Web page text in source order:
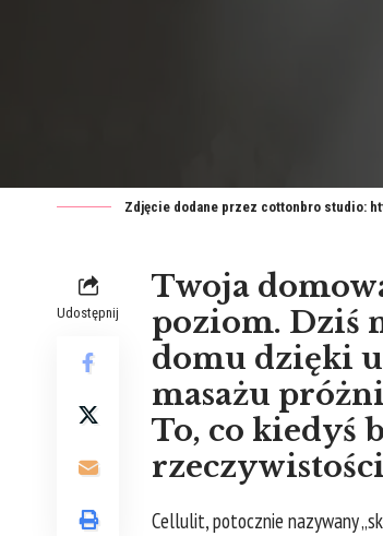
Zdjęcie dodane przez cottonbro studio:
Udostępnij
Twoja
poziom. Dziś
domu dzięki
masażu
To, co kiedyś
Cellulit, potocznie nazywany